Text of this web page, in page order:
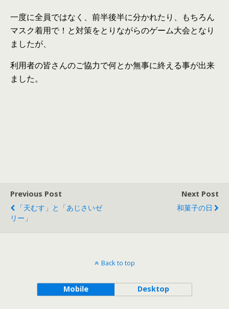
一度に全員ではなく、前半後半に分かれたり、もちろん
マスク着用で！と対策をとりながらのゲーム大会となり
ましたが、
利用者の皆さんのご協力で何とか無事に終える事が出来
ました。
Previous Post
「天むす」と「あじさいゼ
リー」
Next Post
和菓子の日
Back to top
Mobile Desktop